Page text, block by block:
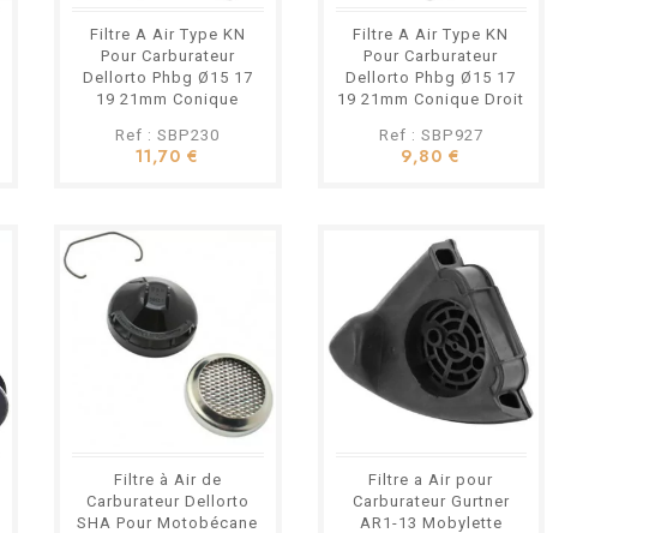
Filtre A Air Type KN
Pour Carburateur
Dellorto Phbg Ø15 17
19 21mm Conique
Ref : SBP230
11,70 €
Filtre A Air Type KN
Pour Carburateur
Dellorto Phbg Ø15 17
19 21mm Conique Droit
Ref : SBP927
9,80 €
Filtre à Air de
Carburateur Dellorto
SHA Pour Motobécane
Filtre a Air pour
Carburateur Gurtner
AR1-13 Mobylette